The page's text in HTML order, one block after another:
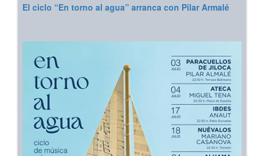
El ciclo “En torno al agua” arranca con Pilar Armalé